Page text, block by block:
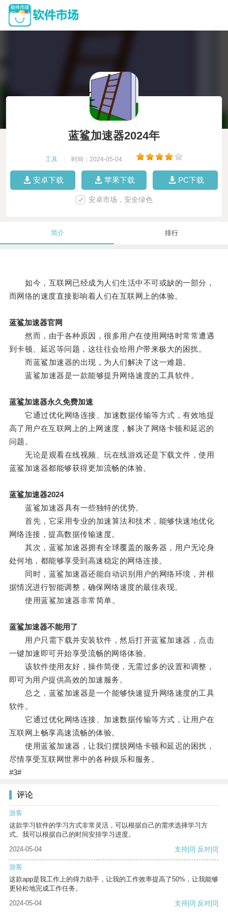
蓝鲨加速器2024年
工具 时间：2024-05-04
安卓下载 苹果下载 PC下载
安卓市场，安全绿色
简介 排行
如今，互联网已经成为人们生活中不可或缺的一部分，
而网络的速度直接影响着人们在互联网上的体验。
蓝鲨加速器官网
然而，由于各种原因，很多用户在使用网络时常常遭遇
到卡顿、延迟等问题，这往往会给用户带来极大的困扰。
而蓝鲨加速器的出现，为人们解决了这一难题。
蓝鲨加速器是一款能够提升网络速度的工具软件。
蓝鲨加速器永久免费加速
它通过优化网络连接、加速数据传输等方式，有效地提
高了用户在互联网上的上网速度，解决了网络卡顿和延迟的
问题。
无论是观看在线视频、玩在线游戏还是下载文件，使用
蓝鲨加速器都能够获得更加流畅的体验。
蓝鲨加速器2024
蓝鲨加速器具有一些独特的优势。
首先，它采用专业的加速算法和技术，能够快速地优化
网络连接，提高数据传输速度。
其次，蓝鲨加速器拥有全球覆盖的服务器，用户无论身
处何地，都能够享受到高速稳定的网络连接。
同时，蓝鲨加速器还能自动识别用户的网络环境，并根
据情况进行智能调整，确保网络速度的最佳表现。
使用蓝鲨加速器非常简单。
蓝鲨加速器不能用了
用户只需下载并安装软件，然后打开蓝鲨加速器，点击
一键加速即可开始享受流畅的网络体验。
该软件使用友好，操作简便，无需过多的设置和调整，
即可为用户提供高效的加速服务。
总之，蓝鲨加速器是一个能够快速提升网络速度的工具
软件。
它通过优化网络连接、加速数据传输等方式，让用户在
互联网上畅享高速流畅的体验。
使用蓝鲨加速器，让我们摆脱网络卡顿和延迟的困扰，
尽情享受互联网世界中的各种娱乐和服务。
#3#
评论
游客
这款学习软件的学习方式非常灵活，可以根据自己的需求选择学习方
式。我可以根据自己的时间安排学习进度。
2024-05-04
支持[0] 反对[0]
游客
这款app是我工作上的得力助手，让我的工作效率提高了50%，让我能够
更轻松地完成工作任务。
2024-05-04
支持[0] 反对[0]